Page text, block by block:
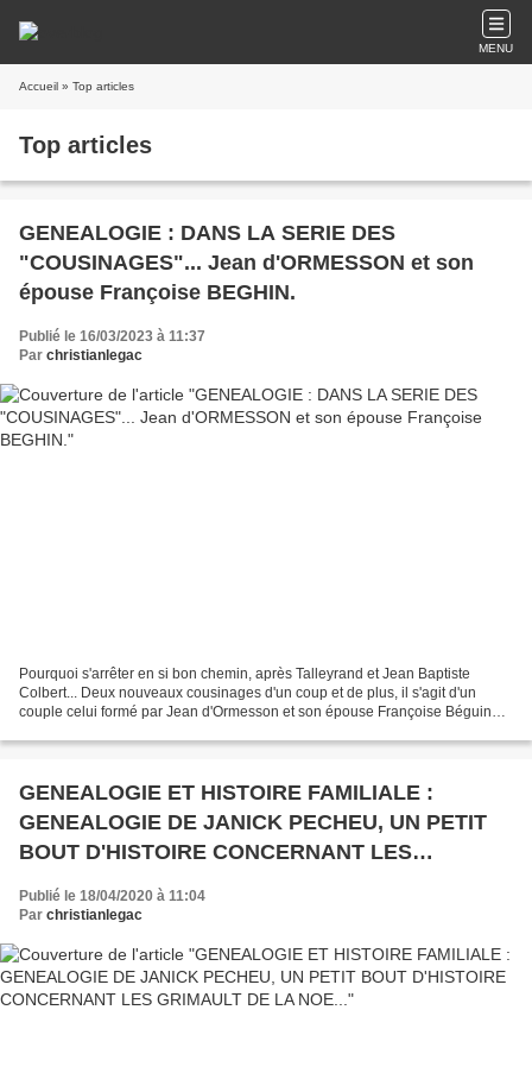
MENU
Accueil » Top articles
Top articles
GENEALOGIE : DANS LA SERIE DES
"COUSINAGES"... Jean d'ORMESSON et son
épouse Françoise BEGHIN.
Publié le 16/03/2023 à 11:37
Par christianlegac
Pourquoi s'arrêter en si bon chemin, après Talleyrand et Jean Baptiste
Colbert... Deux nouveaux cousinages d'un coup et de plus, il s'agit d'un
couple celui formé par Jean d'Ormesson et son épouse Françoise Béguin
GENEALOGIE ET HISTOIRE FAMILIALE :
GENEALOGIE DE JANICK PECHEU, UN PETIT
BOUT D'HISTOIRE CONCERNANT LES
Publié le 18/04/2020 à 11:04
Par christianlegac